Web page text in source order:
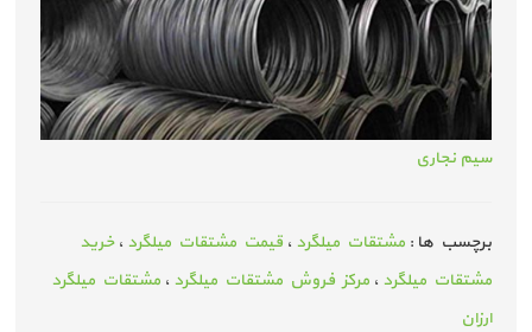
سیم نجاری
برچسب ها :مشتقات میلگرد ،قیمت مشتقات میلگرد ،خرید
مشتقات میلگرد ،مرکز فروش مشتقات میلگرد ،مشتقات میلگرد
ارزان